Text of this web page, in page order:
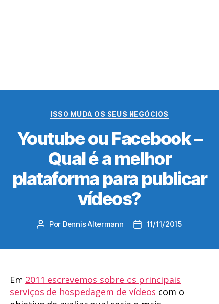
Categorias
ISSO MUDA OS SEUS NEGÓCIOS
Youtube ou Facebook –
Qual é a melhor
plataforma para publicar
vídeos?
Autor
Por Dennis Altermann
Data11/11/2015
Em 2011 escrevemos sobre os principais
serviços de hospedagem de vídeos com o